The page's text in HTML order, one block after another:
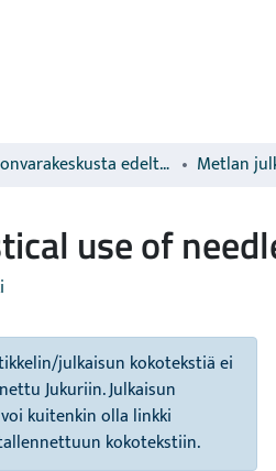
Luonnonvarakeskusta edeltävien organisaatioiden sarjat Metlan
use of
julkaisun kokotekstiä ei
Jukuriin. Julkaisun
kuitenkin olla linkki
kokotekstiin.